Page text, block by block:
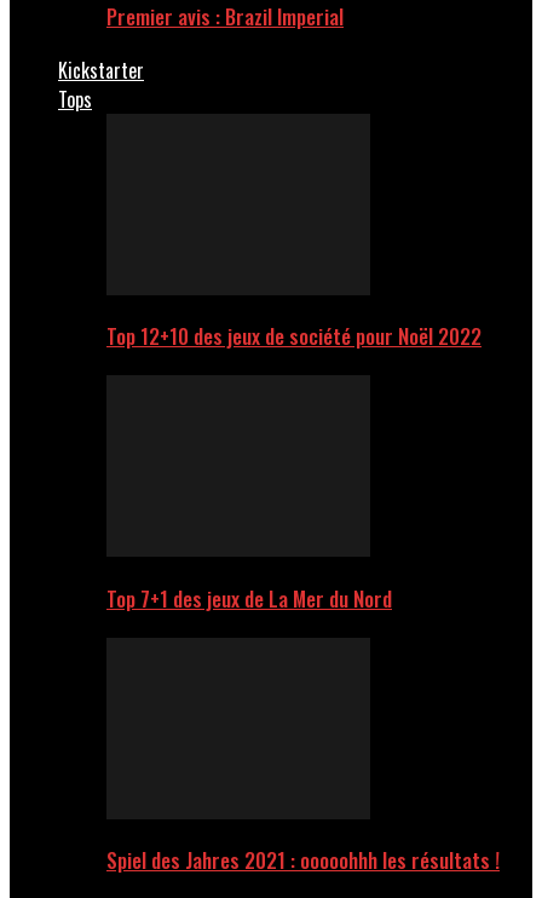
Premier avis : Brazil Imperial
Kickstarter
Tops
Top 12+10 des jeux de société pour Noël 2022
Top 7+1 des jeux de La Mer du Nord
Spiel des Jahres 2021 : ooooohhh les résultats !